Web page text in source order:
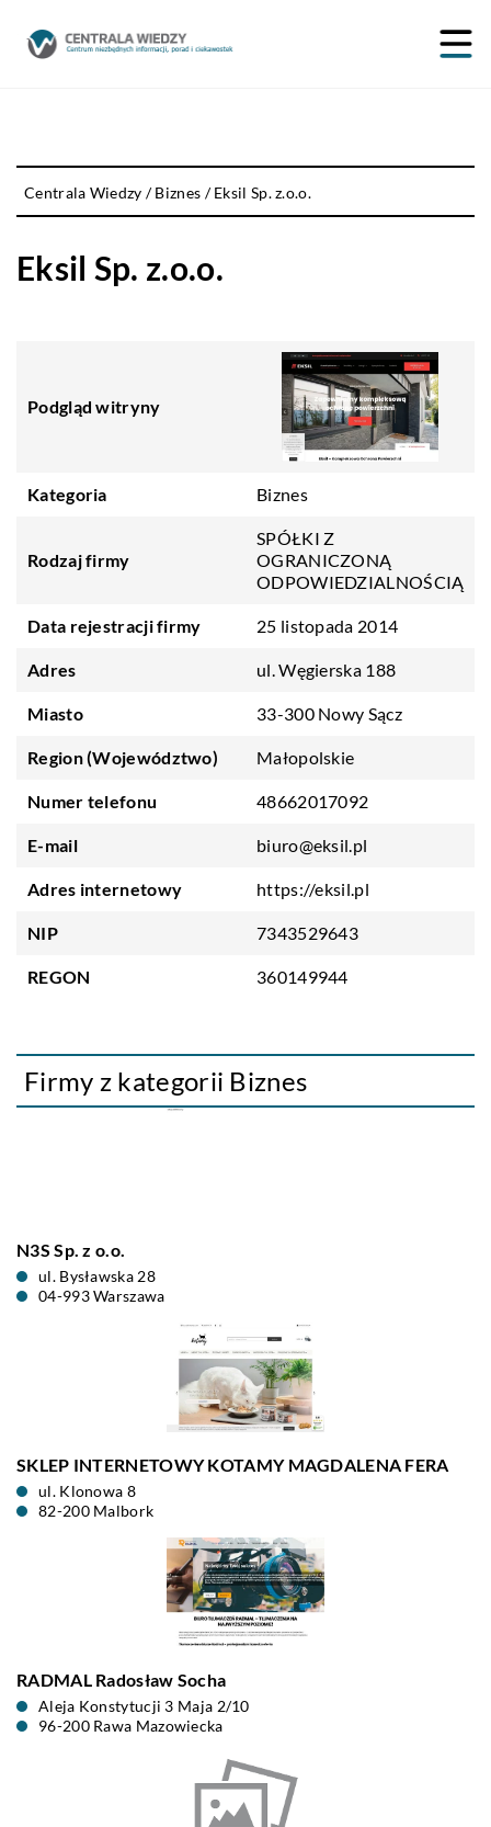
Centrala Wiedzy /Biznes /Eksil Sp. z.o.o.
Eksil Sp. z.o.o.
Podgląd witryny
Kategoria Biznes
Rodzaj firmy
SPÓŁKI Z
OGRANICZONĄ
ODPOWIEDZIALNOŚCIĄ
Data rejestracji firmy 25 listopada 2014
Adres ul. Węgierska 188
Miasto 33-300 Nowy Sącz
Region (Województwo) Małopolskie
Numer telefonu 48662017092
E-mail biuro@eksil.pl
Adres internetowy https://eksil.pl
NIP 7343529643
REGON 360149944
Firmy z kategorii Biznes
N3S Sp. z o.o.
ul. Bysławska 28
04-993 Warszawa
SKLEP INTERNETOWY KOTAMY MAGDALENA FERA
ul. Klonowa 8
82-200 Malbork
RADMAL Radosław Socha
Aleja Konstytucji 3 Maja 2/10
96-200 Rawa Mazowiecka